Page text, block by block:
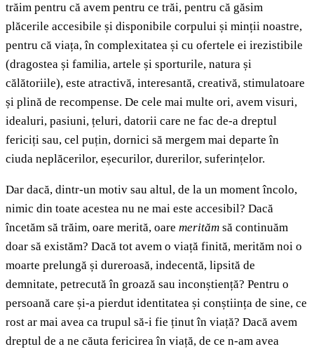
trăim pentru că avem pentru ce trăi, pentru că găsim
plăcerile accesibile și disponibile corpului și minții noastre,
pentru că viața, în complexitatea și cu ofertele ei irezistibile
(dragostea și familia, artele și sporturile, natura și
călătoriile), este atractivă, interesantă, creativă, stimulatoare
și plină de recompense. De cele mai multe ori, avem visuri,
idealuri, pasiuni, țeluri, datorii care ne fac de-a dreptul
fericiți sau, cel puțin, dornici să mergem mai departe în
ciuda neplăcerilor, eșecurilor, durerilor, suferințelor.
Dar dacă, dintr-un motiv sau altul, de la un moment încolo,
nimic din toate acestea nu ne mai este accesibil? Dacă
încetăm să trăim, oare merită, oare merităm să continuăm
doar să existăm? Dacă tot avem o viață finită, merităm noi o
moarte prelungă și dureroasă, indecentă, lipsită de
demnitate, petrecută în groază sau inconștiență? Pentru o
persoană care și-a pierdut identitatea și conștiința de sine, ce
rost ar mai avea ca trupul să-i fie ținut în viață? Dacă avem
dreptul de a ne căuta fericirea în viață, de ce n-am avea